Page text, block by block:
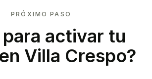
PRÓXIMO PASO
activar tu
Villa Crespo?